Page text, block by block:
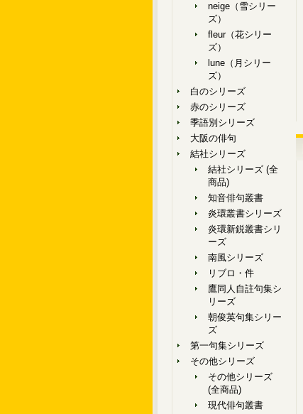
neige（雪シリー
ズ）
fleur（花シリー
ズ）
lune（月シリー
ズ）
白のシリーズ
赤のシリーズ
季語別シリーズ
大阪の俳句
結社シリーズ
結社シリーズ (全
商品)
知音俳句叢書
炎環叢書シリーズ
炎環新鋭叢書シリ
ーズ
南風シリーズ
リブロ・件
鷹同人自註句集シ
リーズ
朝俊英句集シリー
ズ
第一句集シリーズ
その他シリーズ
その他シリーズ
(全商品)
現代俳句叢書